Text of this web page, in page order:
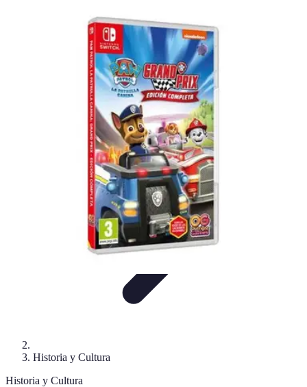
Leyendas de la F1Historias de Pilotos
Pilotos Legendarios
Historia y Cultura
Historia y Cultura